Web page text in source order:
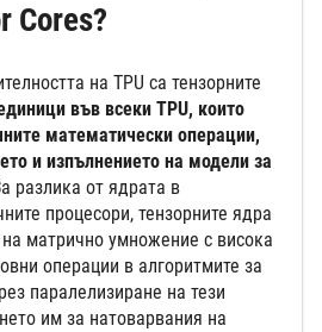
Cores?
на TPU са тензорните
във всеки TPU, които
математически операции,
и изпълнението на модели за
разлика от ядрата в
процесори, тензорните ядра
матрично умножение с висока
операции в алгоритмите за
паралелизиране на тези
им за натоварвания на